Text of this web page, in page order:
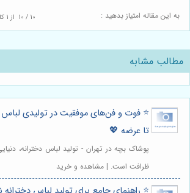
به این مقاله امتیاز بدهید : 10 / 10 از 1
مطالب مشابه
⭐️ فوت و فن‌های موفقیت در تولیدی لباس
تا عرضه 💖
پوشاک بچه در تهران - تولید لباس دخترانه،
ظرافت است. | مشاهده و خرید